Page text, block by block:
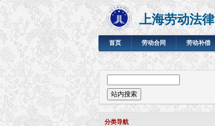
上海劳动法
首页 劳动合同 劳动补偿
分类导航